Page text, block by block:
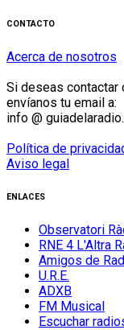
CONTACTO
Acerca de nosotros
Si deseas contactar
envíanos tu email a:
info @
Política de
Aviso legal
ENLACES
Observatori
RNE 4 L'Altra
Amigos de
U.R.E.
ADXB
FM Musical
Escuchar